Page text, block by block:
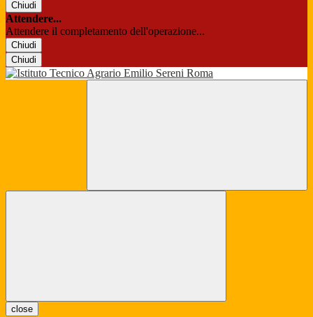
Chiudi
Attendere...
Attendere il completamento dell'operazione...
Chiudi
Chiudi
close